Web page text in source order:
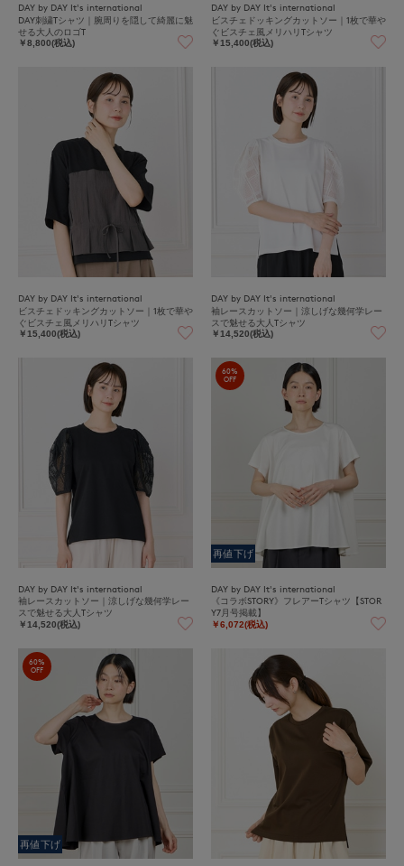
DAY by DAY It's international
DAY刺繍Tシャツ｜腕周りを隠して綺麗に魅
せる大人のロゴT
￥8,800(税込)
DAY by DAY It's international
ビスチェドッキングカットソー｜1枚で華や
ぐビスチェ風メリハリTシャツ
￥15,400(税込)
DAY by DAY It's international
ビスチェドッキングカットソー｜1枚で華や
ぐビスチェ風メリハリTシャツ
￥15,400(税込)
DAY by DAY It's international
袖レースカットソー｜涼しげな幾何学レー
スで魅せる大人Tシャツ
￥14,520(税込)
DAY by DAY It's international
袖レースカットソー｜涼しげな幾何学レー
スで魅せる大人Tシャツ
￥14,520(税込)
60%
OFF
再値下げ
DAY by DAY It's international
《コラボSTORY》フレアーTシャツ【STOR
Y7月号掲載】
￥6,072(税込)
60%
OFF
再値下げ